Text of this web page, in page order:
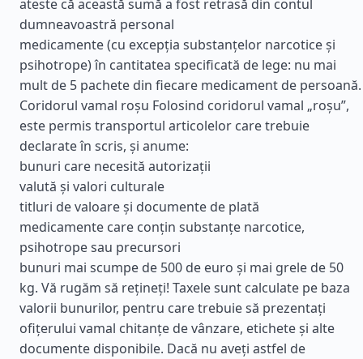
ateste că această sumă a fost retrasă din contul
dumneavoastră personal
medicamente (cu excepția substanțelor narcotice și
psihotrope) în cantitatea specificată de lege: nu mai
mult de 5 pachete din fiecare medicament de persoană.
Coridorul vamal roșu Folosind coridorul vamal „roșu”,
este permis transportul articolelor care trebuie
declarate în scris, și anume:
bunuri care necesită autorizații
valută și valori culturale
titluri de valoare și documente de plată
medicamente care conțin substanțe narcotice,
psihotrope sau precursori
bunuri mai scumpe de 500 de euro și mai grele de 50
kg. Vă rugăm să rețineți! Taxele sunt calculate pe baza
valorii bunurilor, pentru care trebuie să prezentați
ofițerului vamal chitanțe de vânzare, etichete și alte
documente disponibile. Dacă nu aveți astfel de